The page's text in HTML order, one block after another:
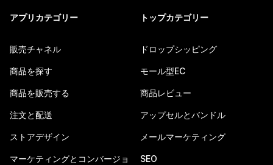
アプリカテゴリー
販売チャネル
商品を探す
商品を販売する
注文と配送
ストアデザイン
マーケティングとコンバージョ
トップカテゴリー
ドロップシッピング
モール型EC
商品レビュー
アップセルとバンドル
メールマーケティング
SEO